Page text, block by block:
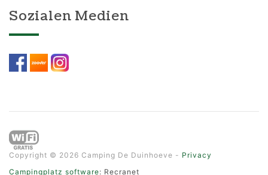
Sozialen Medien
Copyright © 2026 Camping De Duinhoeve - Privacy
Campingplatz software: Recranet